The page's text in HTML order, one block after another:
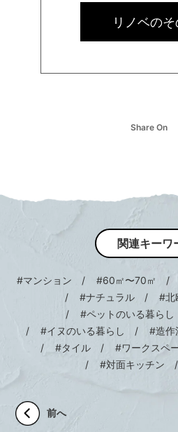
リノベの
Share On
関連キーワ
#マンション #60㎡〜70㎡
#ナチュラル
#北
#ペットのいる暮らし
#イヌのいる暮らし
#造作
#タイル
#ワークスペ
#対面キッチン
前へ